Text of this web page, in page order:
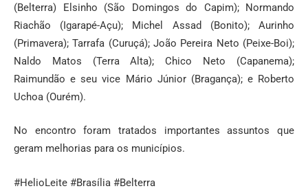
(Belterra) Elsinho (São Domingos do Capim); Normando
Riachão (Igarapé-Açu); Michel Assad (Bonito); Aurinho
(Primavera); Tarrafa (Curuçá); João Pereira Neto (Peixe-Boi);
Naldo Matos (Terra Alta); Chico Neto (Capanema);
Raimundão e seu vice Mário Júnior (Bragança); e Roberto
Uchoa (Ourém).
No encontro foram tratados importantes assuntos que
geram melhorias para os municípios.
#HelioLeite #Brasília #Belterra